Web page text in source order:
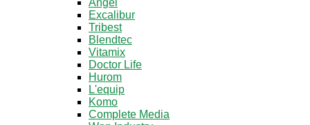
Angel
Excalibur
Tribest
Blendtec
Vitamix
Doctor Life
Hurom
L'equip
Komo
Complete Media